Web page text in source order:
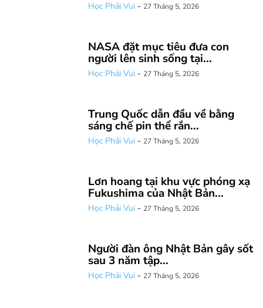
Học Phải Vui - 27 Tháng 5, 2026
NASA đặt mục tiêu đưa con
người lên sinh sống tại...
Học Phải Vui - 27 Tháng 5, 2026
Trung Quốc dẫn đầu về bằng
sáng chế pin thể rắn...
Học Phải Vui - 27 Tháng 5, 2026
Lơn hoang tại khu vực phóng xạ
Fukushima của Nhật Bản...
Học Phải Vui - 27 Tháng 5, 2026
Người đàn ông Nhật Bản gây sốt
sau 3 năm tập...
Học Phải Vui - 27 Tháng 5, 2026